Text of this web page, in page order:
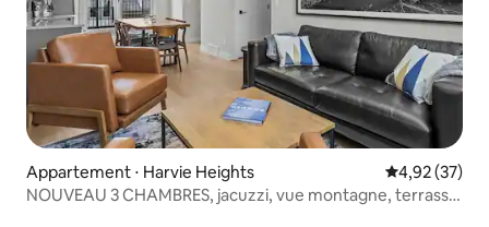
Appartement ⋅ Harvie Heights Évaluation
4,92 (37)
NOUVEAU 3 CHAMBRES, jacuzzi, vue montagne, terrasse,